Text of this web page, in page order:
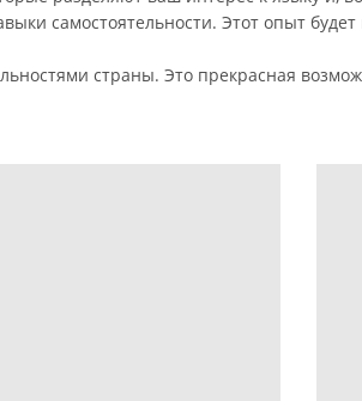
самостоятельности. Этот опыт
страны. Это прекрасная